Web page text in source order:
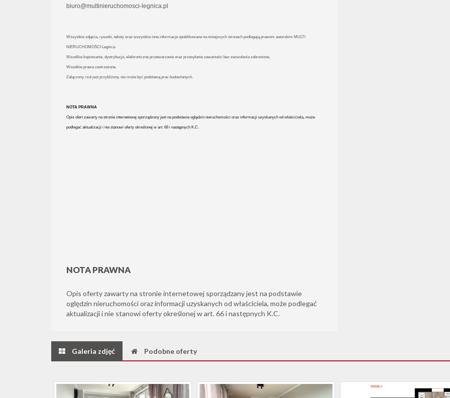
biuro@multinieruchomosci-legnica.pl
Wszystkie zdjęcia, rysunki, teksty oraz wszystkie inne informacje opublikowane na niniejszych stronach podlegają prawom autorskim MULTI
NIERUCHOMOŚCI Legnica.
Wszelkie kopiowanie, dystrybucja, elektroniczne przetwarzanie oraz przesyłanie zawartości bez zezwolenia zabronione.
Wszelkie prawa zastrzeżone.
Załączony rzut jest przybliżony, nie może być podstawą prac budowlanych.
NOTA PRAWNA
Opis ofert zawarty na stronie internetowej sporządzony jest na podstawie oględzin nieruchomości oraz informacji uzyskanych od właściciela, może
podlegać aktualizacji i nie stanowi oferty określonej w art. 66 i następnych K.C.
NOTA PRAWNA
Opis oferty zawarty na stronie internetowej sporządzany jest na podstawie
oględzin nieruchomości oraz informacji uzyskanych od właściciela, może podlegać
aktualizacji i nie stanowi oferty określonej w art. 66 i następnych K.C.
Galeria zdjęć Podobne oferty